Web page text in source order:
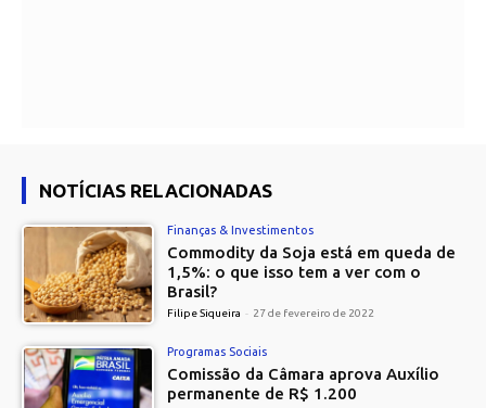
NOTÍCIAS RELACIONADAS
Finanças & Investimentos
Commodity da Soja está em queda de
1,5%: o que isso tem a ver com o
Brasil?
Filipe Siqueira - 27 de fevereiro de 2022
Programas Sociais
Comissão da Câmara aprova Auxílio
permanente de R$ 1.200